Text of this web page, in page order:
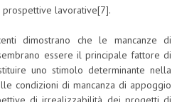
prospettive lavorative[7].
dimostrano che le mancanze di
essere il principale fattore di
uno stimolo determinante nella
condizioni di mancanza di appoggio